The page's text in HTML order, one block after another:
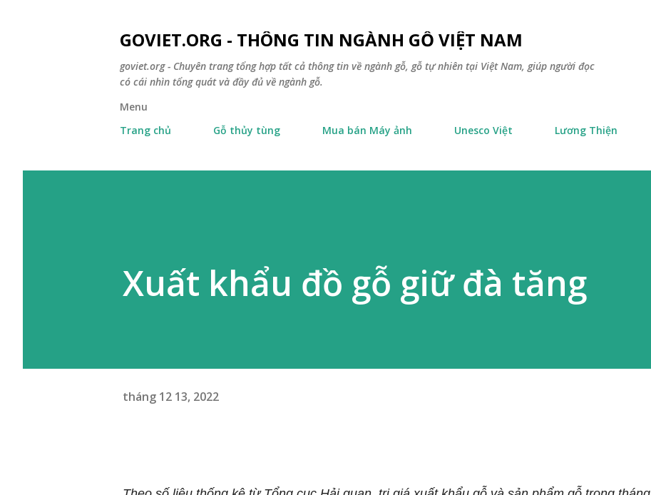
GOVIET.ORG - THÔNG TIN NGÀNH GỖ VIỆT NAM
goviet.org - Chuyên trang tổng hợp tất cả thông tin về ngành gỗ, gỗ tự nhiên tại Việt Nam, giúp người đọc
có cái nhìn tổng quát và đầy đủ về ngành gỗ.
Menu
Trang chủ
Gỗ thủy tùng Mua bán Máy ảnh Unesco Việt Lương Thiện
Xuất khẩu đồ gỗ giữ đà tăng
tháng 12 13, 2022